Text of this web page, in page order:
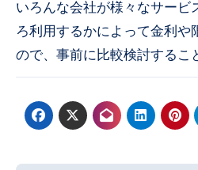
いろんな会社が様々なサービ
ろ利用するかによって金利や
ので、事前に比較検討するこ